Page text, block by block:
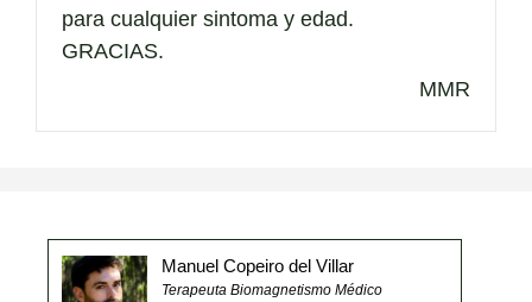
para cualquier sintoma y edad.
GRACIAS.
MMR
Manuel Copeiro del Villar
Terapeuta Biomagnetismo Médico